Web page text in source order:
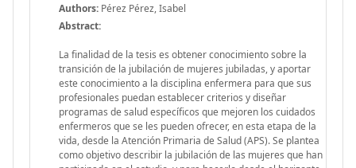
Authors: Pérez Pérez, Isabel
Abstract:
La finalidad de la tesis es obtener conocimiento sobre la
transición de la jubilación de mujeres jubiladas, y aportar
este conocimiento a la disciplina enfermera para que sus
profesionales puedan establecer criterios y diseñar
programas de salud específicos que mejoren los cuidados
enfermeros que se les pueden ofrecer, en esta etapa de la
vida, desde la Atención Primaria de Salud (APS). Se plantea
como objetivo describir la jubilación de las mujeres que han